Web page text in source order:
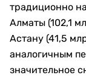
традиционно
Алматы (102,1
Астану (41,5
аналогичным
значительное